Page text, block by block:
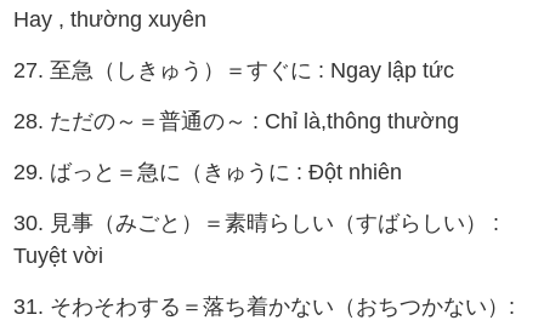
Hay , thường xuyên
27. 至急（しきゅう）＝すぐに : Ngay lập tức
28. ただの～＝普通の～ : Chỉ là,thông thường
29. ばっと＝急に（きゅうに : Đột nhiên
30. 見事（みごと）＝素晴らしい（すばらしい） :
Tuyệt vời
31. そわそわする＝落ち着かない（おちつかない）: